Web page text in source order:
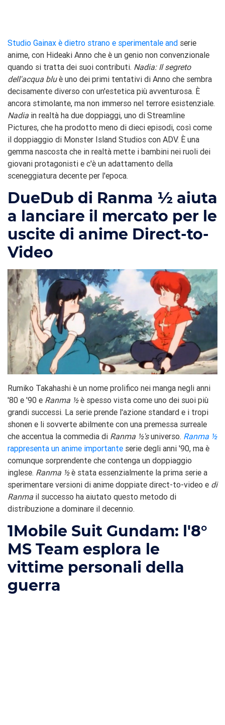
Studio Gainax è dietro strano e sperimentale and serie
anime, con Hideaki Anno che è un genio non convenzionale
quando si tratta dei suoi contributi. Nadia: Il segreto
dell'acqua bluè uno dei primi tentativi di Anno che sembra
decisamente diverso con un'estetica più avventurosa. È
ancora stimolante, ma non immerso nel terrore esistenziale.
Nadia in realtà ha due doppiaggi, uno di Streamline
Pictures, che ha prodotto meno di dieci episodi, così come
il doppiaggio di Monster Island Studios con ADV. È una
gemma nascosta che in realtà mette i bambini nei ruoli dei
giovani protagonisti e c'è un adattamento della
sceneggiatura decente per l'epoca.
DueDub di Ranma ½ aiuta
a lanciare il mercato per le
uscite di anime Direct-to-
Video
Rumiko Takahashi è un nome prolifico nei manga negli anni
'80 e '90 e Ranma ½ è spesso vista come uno dei suoi più
grandi successi. La serie prende l'azione standard e i tropi
shonen e li sovverte abilmente con una premessa surreale
che accentua la commedia di Ranma ½'s universo. Ranma ½
rappresenta un anime importante serie degli anni '90, ma è
comunque sorprendente che contenga un doppiaggio
inglese. Ranma ½ è stata essenzialmente la prima serie a
sperimentare versioni di anime doppiate direct-to-video e di
Ranma il successo ha aiutato questo metodo di
distribuzione a dominare il decennio.
1Mobile Suit Gundam: l'8°
MS Team esplora le
vittime personali della
guerra